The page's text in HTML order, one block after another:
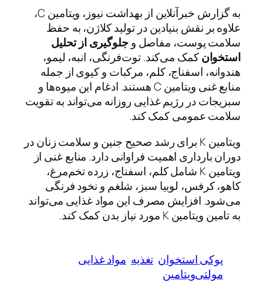
به گزارش خبرآنلاین از بهداشت نیوز، ویتامین C،
علاوه بر نقش بنیادین در تولید کلاژن، به حفظ
سلامت پوست، مفاصل وجلوگیری از تحلیل
استخوانکمک می‌کند. توت‌فرنگی، انبه، لیمو،
هندوانه، اسفناج، کلم، مرکبات و کیوی از جمله
منابع غنی ویتامین C هستند. ادغام این میوه‌ها و
سبزیجات در رژیم غذایی روزانه می‌تواند به تقویت
سلامت عمومی کمک کند.
ویتامین K برای رشد صحیح جنین و سلامت زنان در
دوران بارداری اهمیت فراوانی دارد. منابع غنی از
ویتامین K شامل کلم، اسفناج، زرده تخم‌مرغ،
کاهو، کرفس، لوبیا سبز، شلغم و نخود فرنگی
می‌شود. افزایش مصرف این مواد غذایی می‌تواند
به تامین ویتامین K مورد نیاز بدن کمک کند.
پوکی استخوان تغذیه مواد غذایی
مولتی‌ویتامین